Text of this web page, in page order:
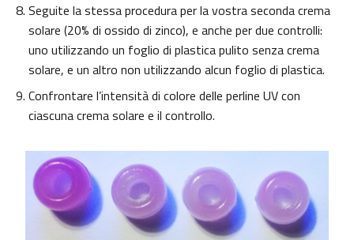
Seguite la stessa procedura per la vostra seconda crema
solare (20% di ossido di zinco), e anche per due controlli:
uno utilizzando un foglio di plastica pulito senza crema
solare, e un altro non utilizzando alcun foglio di plastica.
Confrontare l’intensità di colore delle perline UV con
ciascuna crema solare e il controllo.